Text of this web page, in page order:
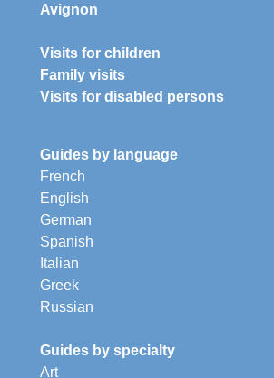
Avignon
Visits for children
Family visits
Visits for disabled persons
Guides by language
French
English
German
Spanish
Italian
Greek
Russian
Guides by specialty
Art